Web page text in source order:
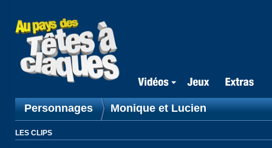
Personnages Monique et Lucien
LES CLIPS